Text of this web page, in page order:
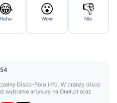
Haha
😮
Wow
👎
Nie
Disco-Polo.info. W branży disco
wybranie artykuły na Onet.pl oraz